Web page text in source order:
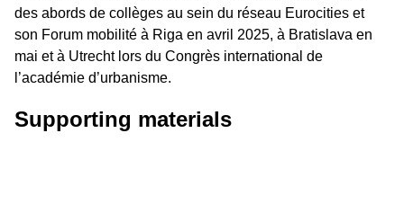
des abords de collèges au sein du réseau Eurocities et
son Forum mobilité à Riga en avril 2025, à Bratislava en
mai et à Utrecht lors du Congrès international de
l’académie d’urbanisme.
Supporting materials